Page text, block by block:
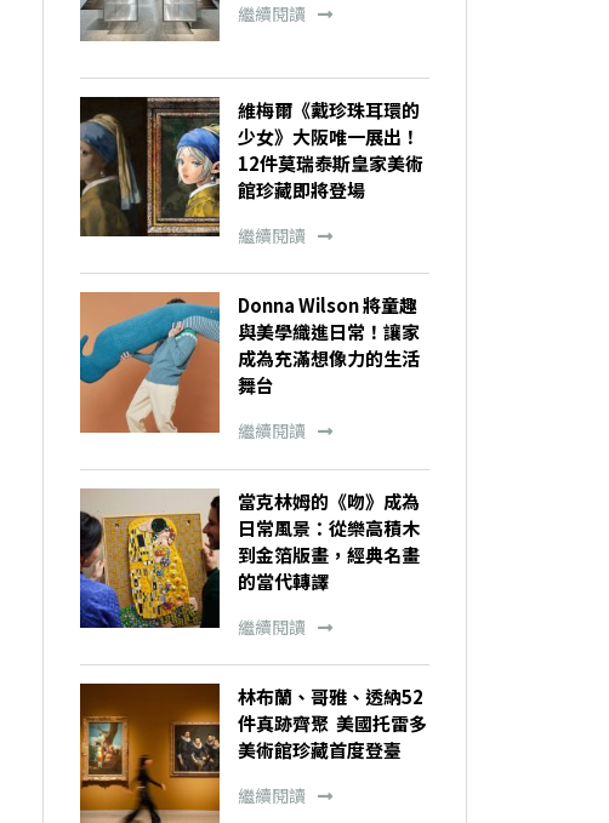
繼續閱讀
維梅爾《戴珍珠耳環的
少女》大阪唯一展出！
12件莫瑞泰斯皇家美術
館珍藏即將登場
繼續閱讀
Donna Wilson 將童趣
與美學織進日常！讓家
成為充滿想像力的生活
舞台
繼續閱讀
當克林姆的《吻》成為
日常風景：從樂高積木
到金箔版畫，經典名畫
的當代轉譯
繼續閱讀
林布蘭、哥雅、透納52
件真跡齊聚 美國托雷多
美術館珍藏首度登臺
繼續閱讀